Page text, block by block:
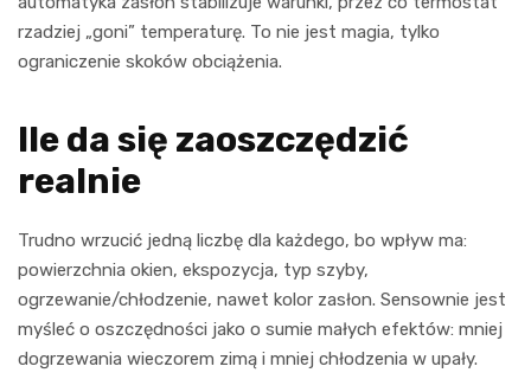
rzadziej „goni” temperaturę. To nie jest magia, tylko
ograniczenie skoków obciążenia.
Ile da się zaoszczędzić
realnie
Trudno wrzucić jedną liczbę dla każdego, bo wpływ ma:
powierzchnia okien, ekspozycja, typ szyby,
ogrzewanie/chłodzenie, nawet kolor zasłon. Sensownie jest
myśleć o oszczędności jako o sumie małych efektów: mniej
dogrzewania wieczorem zimą i mniej chłodzenia w upały.